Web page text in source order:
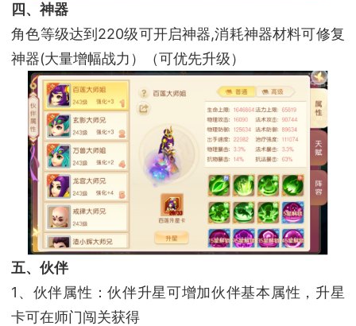
四、神器
角色等级达到220级可开启神器,消耗神器材料可修复
神器(大量增幅战力）（可优先升级）
五、伙伴
1、伙伴属性：伙伴升星可增加伙伴基本属性，升星
卡可在师门闯关获得